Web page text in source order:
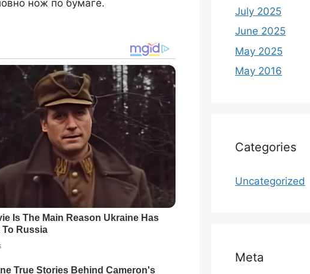
нож по бумаге.
July 2025
June 2025
May 2025
May 2016
Categories
Uncategorized
Meta